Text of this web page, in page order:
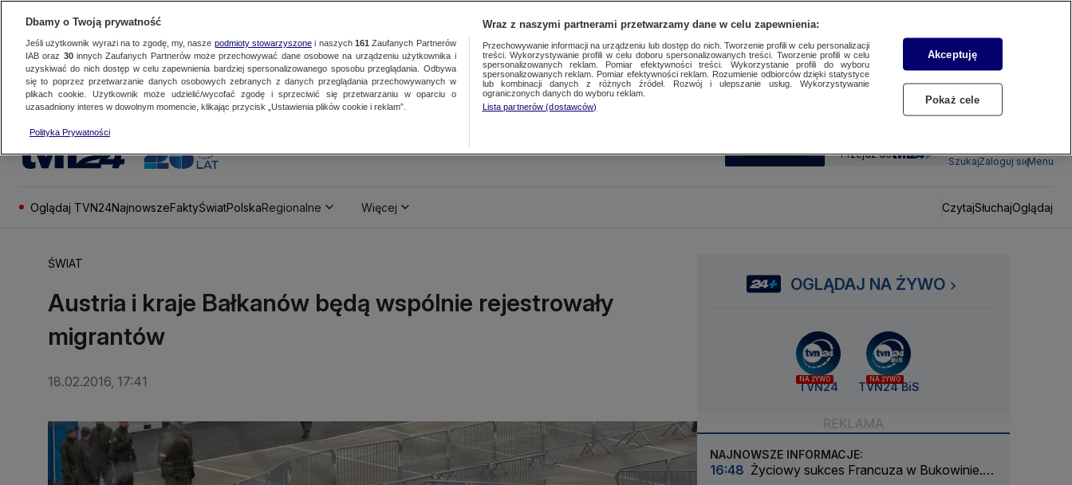
SUBSKRYBUJ Przejdź do
SzukajZaloguj sięMenu
Oglądaj TVN24NajnowszeFaktyŚwiatPolskaRegionalne Więcej CzytajSłuchajOglądaj
ŚWIAT
Austria i kraje Bałkanów będą wspólnie rejestrowały
migrantów
18.02.2016, 17:41
OGLĄDAJ NA ŻYWO
NA ŻYWO
TVN24
NA ŻYWO
TVN24 BiS
NAJNOWSZE INFORMACJE:
16:48 Życiowy sukces Francuza w Bukowinie.
Dbamy o Twoją prywatność
Jeśli użytkownik wyrazi na to zgodę, my, nasze podmioty stowarzyszonei naszych 161 Zaufanych Partnerów
IAB oraz 30innych Zaufanych Partnerów może przechowywać dane osobowe na urządzeniu użytkownika i
uzyskiwać do nich dostęp w celu zapewnienia bardziej spersonalizowanego sposobu przeglądania. Odbywa
się to poprzez przetwarzanie danych osobowych zebranych z danych przeglądania przechowywanych w
plikach cookie. Użytkownik może udzielić/wycofać zgodę i sprzeciwić się przetwarzaniu w oparciu o
uzasadniony interes w dowolnym momencie, klikając przycisk „Ustawienia plików cookie i reklam”.
Polityka Prywatności
Wraz z naszymi partnerami przetwarzamy dane w celu zapewnienia:
Przechowywanie informacji na urządzeniu lub dostęp do nich. Tworzenie profili w celu personalizacji
treści. Wykorzystywanie profili w celu doboru spersonalizowanych treści. Tworzenie profili w celu
spersonalizowanych reklam. Pomiar efektywności treści. Wykorzystanie profili do wyboru
spersonalizowanych reklam. Pomiar efektywności reklam. Rozumienie odbiorców dzięki statystyce
lub kombinacji danych z różnych źródeł. Rozwój i ulepszanie usług. Wykorzystywanie
ograniczonych danych do wyboru reklam.
Lista partnerów (dostawców)
Akceptuję
Pokaż cele